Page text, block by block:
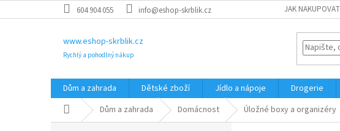
na
604 904 055 info@eshop-skrblik.cz JAK NAKUPOVAT
www.eshop-skrblik.cz
Rychlý a pohodlný nákup
Dům a zahrada Dětské zboží Jídlo a nápoje Drogerie
Domů Dům a zahrada Domácnost Úložné boxy a organizéry